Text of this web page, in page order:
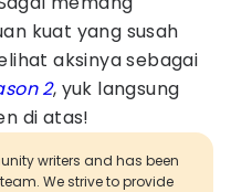
kuat yang susah
aksinya sebagai
2, yuk langsung
di atas!
writers and has been
We strive to provide